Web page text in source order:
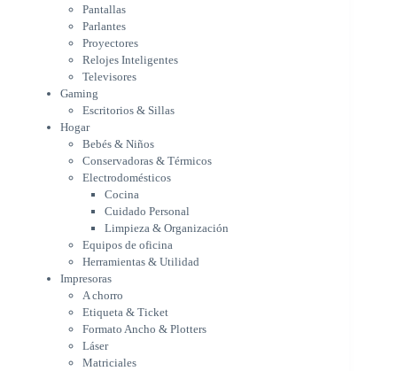
Bebés & Niños
Conservadoras & Térmicos
Electrodomésticos
Cocina
Cuidado Personal
Limpieza & Organización
Equipos de oficina
Herramientas & Utilidad
Impresoras
A chorro
Etiqueta & Ticket
Formato Ancho & Plotters
Matriciales
Multifuncional a Tinta
Tinta Continua
Informática
Accesorios Varios
Adaptadores & Cables
Auriculares
Pantallas
Parlantes
Proyectores
Relojes Inteligentes
Televisores
Gaming
Escritorios & Sillas
Hogar
Bebés & Niños
Conservadoras & Térmicos
Electrodomésticos
Cocina
Cuidado Personal
Limpieza & Organización
Equipos de oficina
Herramientas & Utilidad
Impresoras
A chorro
Etiqueta & Ticket
Formato Ancho & Plotters
Láser
Matriciales